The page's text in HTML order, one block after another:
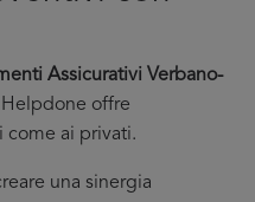
Assicurativi Verbano-
offre
come ai privati.
una sinergia